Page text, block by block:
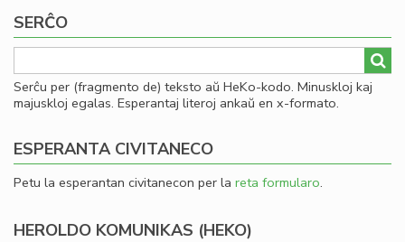
SERĈO
Serĉu per (fragmento de) teksto aŭ HeKo-kodo. Minuskloj kaj
majuskloj egalas. Esperantaj literoj ankaŭ en x-formato.
ESPERANTA CIVITANECO
Petu la esperantan civitanecon per la reta formularo.
HEROLDO KOMUNIKAS (HEKO)